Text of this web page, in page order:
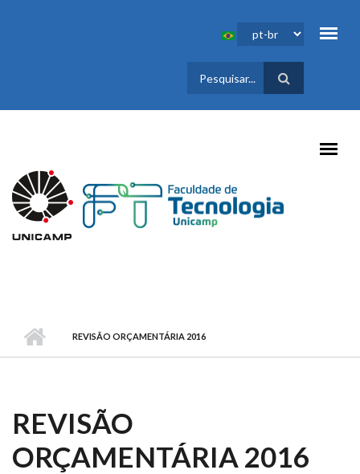
FORMULÁRIO
DE BUSCA
REVISÃO ORÇAMENTÁRIA 2016
REVISÃO
ORÇAMENTÁRIA 2016